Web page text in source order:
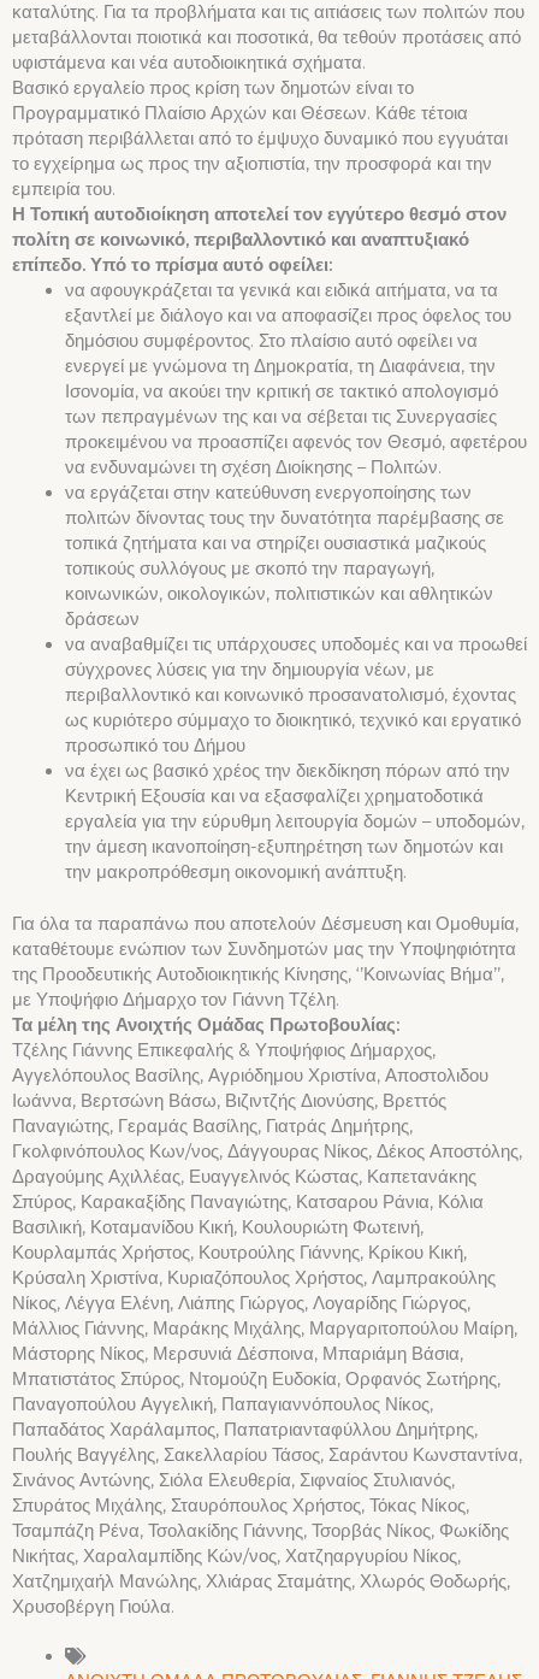
καταλύτης. Για τα προβλήματα και τις αιτιάσεις των πολιτών που
μεταβάλλονται ποιοτικά και ποσοτικά, θα τεθούν προτάσεις από
υφιστάμενα και νέα αυτοδιοικητικά σχήματα.
Βασικό εργαλείο προς κρίση των δημοτών είναι το
Προγραμματικό Πλαίσιο Αρχών και Θέσεων. Κάθε τέτοια
πρόταση περιβάλλεται από το έμψυχο δυναμικό που εγγυάται
το εγχείρημα ως προς την αξιοπιστία, την προσφορά και την
εμπειρία του.
Η Τοπική αυτοδιοίκηση αποτελεί τον εγγύτερο θεσμό στον
πολίτη σε κοινωνικό, περιβαλλοντικό και αναπτυξιακό
επίπεδο. Υπό το πρίσμα αυτό οφείλει:
να αφουγκράζεται τα γενικά και ειδικά αιτήματα, να τα
εξαντλεί με διάλογο και να αποφασίζει προς όφελος του
δημόσιου συμφέροντος. Στο πλαίσιο αυτό οφείλει να
ενεργεί με γνώμονα τη Δημοκρατία, τη Διαφάνεια, την
Ισονομία, να ακούει την κριτική σε τακτικό απολογισμό
των πεπραγμένων της και να σέβεται τις Συνεργασίες
προκειμένου να προασπίζει αφενός τον Θεσμό, αφετέρου
να ενδυναμώνει τη σχέση Διοίκησης – Πολιτών.
να εργάζεται στην κατεύθυνση ενεργοποίησης των
πολιτών δίνοντας τους την δυνατότητα παρέμβασης σε
τοπικά ζητήματα και να στηρίζει ουσιαστικά μαζικούς
τοπικούς συλλόγους με σκοπό την παραγωγή,
κοινωνικών, οικολογικών, πολιτιστικών και αθλητικών
δράσεων
να αναβαθμίζει τις υπάρχουσες υποδομές και να προωθεί
σύγχρονες λύσεις για την δημιουργία νέων, με
περιβαλλοντικό και κοινωνικό προσανατολισμό, έχοντας
ως κυριότερο σύμμαχο το διοικητικό, τεχνικό και εργατικό
προσωπικό του Δήμου
να έχει ως βασικό χρέος την διεκδίκηση πόρων από την
Κεντρική Εξουσία και να εξασφαλίζει χρηματοδοτικά
εργαλεία για την εύρυθμη λειτουργία δομών – υποδομών,
την άμεση ικανοποίηση-εξυπηρέτηση των δημοτών και
την μακροπρόθεσμη οικονομική ανάπτυξη.
Για όλα τα παραπάνω που αποτελούν Δέσμευση και Ομοθυμία,
καταθέτουμε ενώπιον των Συνδημοτών μας την Υποψηφιότητα
της Προοδευτικής Αυτοδιοικητικής Κίνησης, ‘’Κοινωνίας Βήμα’’,
με Υποψήφιο Δήμαρχο τον Γιάννη Τζέλη.
Τα μέλη της Ανοιχτής Ομάδας Πρωτοβουλίας:
Τζέλης Γιάννης Επικεφαλής & Υποψήφιος Δήμαρχος,
Αγγελόπουλος Βασίλης, Αγριόδημου Χριστίνα, Αποστολιδου
Ιωάννα, Βερτσώνη Βάσω, Βιζιντζής Διονύσης, Βρεττός
Παναγιώτης, Γεραμάς Βασίλης, Γιατράς Δημήτρης,
Γκολφινόπουλος Κων/νος, Δάγγουρας Νίκος, Δέκος Αποστόλης,
Δραγούμης Αχιλλέας, Ευαγγελινός Κώστας, Καπετανάκης
Σπύρος, Καρακαξίδης Παναγιώτης, Κατσαρου Ράνια, Κόλια
Βασιλική, Κοταμανίδου Κική, Κουλουριώτη Φωτεινή,
Κουρλαμπάς Χρήστος, Κουτρούλης Γιάννης, Κρίκου Κική,
Κρύσαλη Χριστίνα, Κυριαζόπουλος Χρήστος, Λαμπρακούλης
Νίκος, Λέγγα Ελένη, Λιάπης Γιώργος, Λογαρίδης Γιώργος,
Μάλλιος Γιάννης, Μαράκης Μιχάλης, Μαργαριτοπούλου Μαίρη,
Μάστορης Νίκος, Μερσυνιά Δέσποινα, Μπαριάμη Βάσια,
Μπατιστάτος Σπύρος, Ντομούζη Ευδοκία, Ορφανός Σωτήρης,
Παναγοπούλου Αγγελική, Παπαγιαννόπουλος Νίκος,
Παπαδάτος Χαράλαμπος, Παπατριανταφύλλου Δημήτρης,
Πουλής Βαγγέλης, Σακελλαρίου Τάσος, Σαράντου Κωνσταντίνα,
Σινάνος Αντώνης, Σιόλα Ελευθερία, Σιφναίος Στυλιανός,
Σπυράτος Μιχάλης, Σταυρόπουλος Χρήστος, Τόκας Νίκος,
Τσαμπάζη Ρένα, Τσολακίδης Γιάννης, Τσορβάς Νίκος, Φωκίδης
Νικήτας, Χαραλαμπίδης Κών/νος, Χατζηαργυρίου Νίκος,
Χατζημιχαήλ Μανώλης, Χλιάρας Σταμάτης, Χλωρός Θοδωρής,
Χρυσοβέργη Γιούλα.